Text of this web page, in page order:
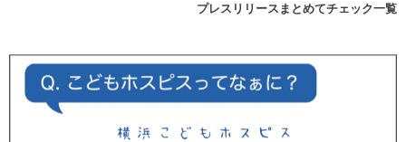
プレスリリースまとめてチェック一覧